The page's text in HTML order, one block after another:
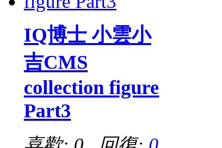
IQ博士 小雲小
吉CMS
collection figure
Part3